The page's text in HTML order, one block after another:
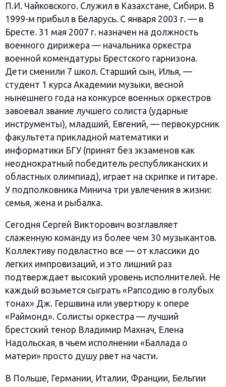
П.И. Чайковского. Служил в Казахстане, Сибири. В
1999-м прибыл в Беларусь. С января 2003 г. — в
Бресте. 31 мая 2007 г. назначен на должность
военного дирижера — начальника оркестра
военной комендатуры Брестского гарнизона.
Дети сменили 7 школ. Старший сын, Илья, —
студент 1 курса Академии музыки, весной
нынешнего года на конкурсе военных оркестров
завоевал звание лучшего солиста (ударные
инструменты), младший, Евгений, — первокурсник
факультета прикладной математики и
информатики БГУ (принят без экзаменов как
неоднократный победитель республиканских и
областных олимпиад), играет на скрипке и гитаре.
У подполковника Минича три увлечения в жизни:
семья, жена и рыбалка.
Сегодня Сергей Викторович возглавляет
слаженную команду из более чем 30 музыкантов.
Коллективу подвластно все — от классики до
легких импровизаций, и это лишний раз
подтверждает высокий уровень исполнителей. Не
каждый возьмется сыграть «Рапсодию в голубых
тонах» Дж. Гершвина или увертюру к опере
«Раймонд». Солисты оркестра — лучший
брестский тенор Владимир Махнач, Елена
Надольская, в чьем исполнении «Баллада о
матери» просто душу рвет на части.
В Польше, Германии, Италии, Франции, Бельгии